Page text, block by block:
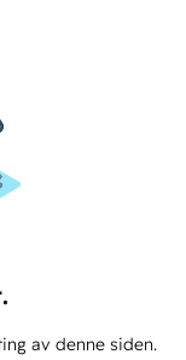
av denne siden.